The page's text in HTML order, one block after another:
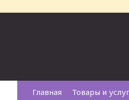
Главная Товары и